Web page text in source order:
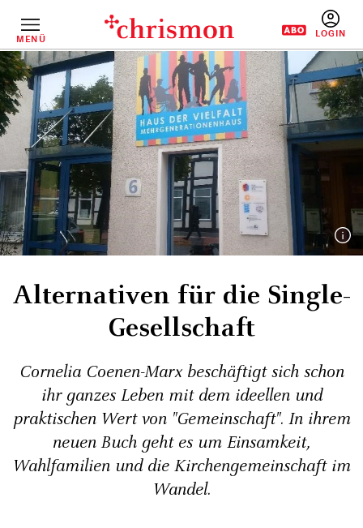
InhaltMENÜ
Alternativen für die Single-
Gesellschaft
Cornelia Coenen-Marx beschäftigt sich schon
ihr ganzes Leben mit dem ideellen und
praktischen Wert von "Gemeinschaft". In ihrem
neuen Buch geht es um Einsamkeit,
Wahlfamilien und die Kirchengemeinschaft im
Wandel.